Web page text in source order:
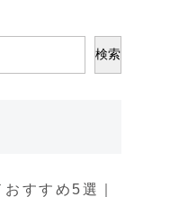
検索
すすめ5選｜